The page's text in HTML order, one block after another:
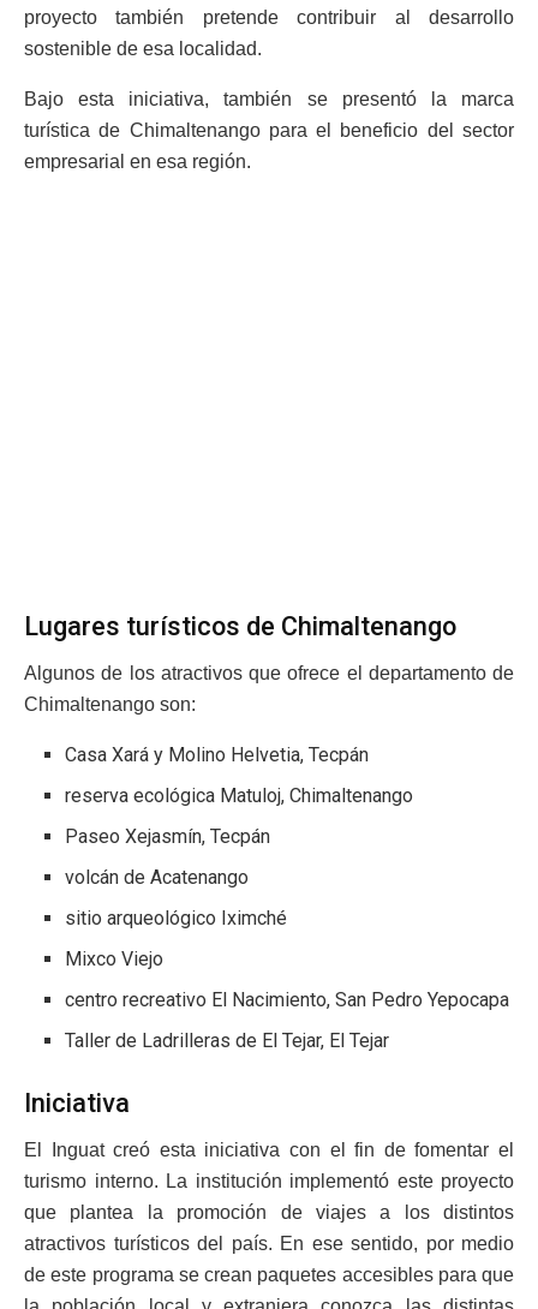
proyecto también pretende contribuir al desarrollo
sostenible de esa localidad.
Bajo esta iniciativa, también se presentó la marca
turística de Chimaltenango para el beneficio del sector
empresarial en esa región.
Lugares turísticos de Chimaltenango
Algunos de los atractivos que ofrece el departamento de
Chimaltenango son:
Casa Xará y Molino Helvetia, Tecpán
reserva ecológica Matuloj, Chimaltenango
Paseo Xejasmín, Tecpán
volcán de Acatenango
sitio arqueológico Iximché
Mixco Viejo
centro recreativo El Nacimiento, San Pedro Yepocapa
Taller de Ladrilleras de El Tejar, El Tejar
Iniciativa
El Inguat creó esta iniciativa con el fin de fomentar el
turismo interno. La institución implementó este proyecto
que plantea la promoción de viajes a los distintos
atractivos turísticos del país. En ese sentido, por medio
de este programa se crean paquetes accesibles para que